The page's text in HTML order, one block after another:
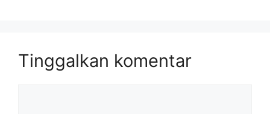
Tinggalkan komentar